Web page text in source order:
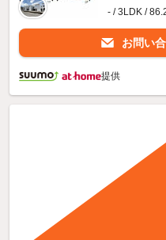
- / 3LDK /
お問い
提供